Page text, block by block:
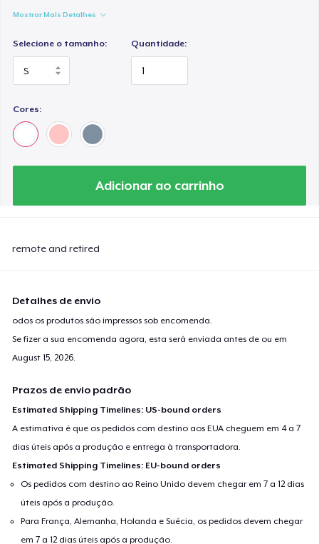
Mostrar Mais Detalhes
Selecione o tamanho: Quantidade:
Cores:
Adicionar ao carrinho
remote and retired
Detalhes de envio
odos os produtos são impressos sob encomenda.
Se fizer a sua encomenda agora, esta será enviada antes de ou em
August 15, 2026.
Prazos de envio padrão
Estimated Shipping Timelines: US-bound orders
A estimativa é que os pedidos com destino aos EUA cheguem em 4 a 7
dias úteis após a produção e entrega à transportadora.
Estimated Shipping Timelines: EU-bound orders
Os pedidos com destino ao Reino Unido devem chegar em 7 a 12 dias
úteis após a produção.
Para França, Alemanha, Holanda e Suécia, os pedidos devem chegar
em 7 a 12 dias úteis após a produção.